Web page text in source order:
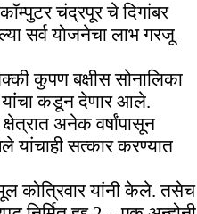
चंद्रपूर चे दिगांबर
सर्व योजनेचा लाभ गरजू
कुपण बक्षीस सोनालिका
कडून देणार आले.
अनेक वर्षांपासून
सत्कार करण्यात
कोत्रिवार यांनी केले. तसेच